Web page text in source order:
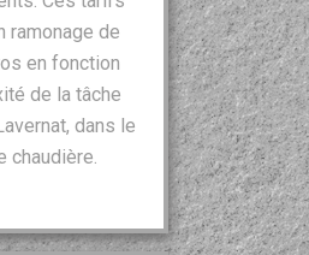
ramonage de
en fonction
de la tâche
dans le
chaudière.